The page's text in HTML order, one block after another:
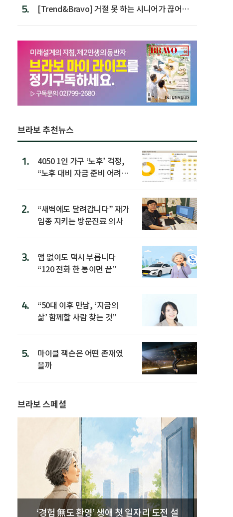
5.
[Trend&Bravo] 거절 못 하는 시니어가 끊어야
브라보 추천뉴스
1.
4050 1인 가구 ‘노후’ 걱정,
“노후 대비 자금 준비 어려
2.
“새벽에도 달려갑니다” 재가
임종 지키는 방문진료 의사
3.
앱 없이도 택시 부릅니다
“120 전화 한 통이면 끝”
4.
“50대 이후 만남, ‘지금의
삶’ 함께할 사람 찾는 것”
5.
마이클 잭슨은 어떤 존재였
을까
브라보 스페셜
‘경험 無도 환영’ 생애 첫 일자리 도전 설